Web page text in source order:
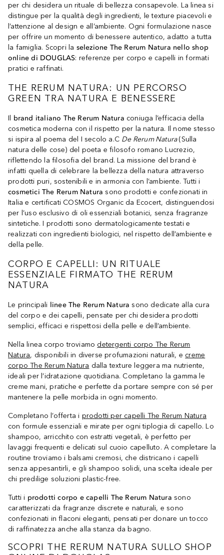
per chi desidera un rituale di bellezza consapevole. La linea si
distingue per la qualità degli ingredienti, le texture piacevoli e
l’attenzione al design e all’ambiente. Ogni formulazione nasce
per offrire un momento di benessere autentico, adatto a tutta
la famiglia. Scopri la selezione The Rerum Natura nello shop
online di DOUGLAS: referenze per corpo e capelli in formati
pratici e raffinati.
THE RERUM NATURA: UN PERCORSO
GREEN TRA NATURA E BENESSERE
Il brand italiano The Rerum Natura coniuga l’efficacia della
cosmetica moderna con il rispetto per la natura. Il nome stesso
si ispira al poema del I secolo a.C De Rerum Natura(Sulla
natura delle cose) del poeta e filosofo romano Lucrezio,
riflettendo la filosofia del brand. La missione del brand è
infatti quella di celebrare la bellezza della natura attraverso
prodotti puri, sostenibili e in armonia con l’ambiente. Tutti i
cosmetici The Rerum Natura sono prodotti e confezionati in
Italia e certificati COSMOS Organic da Ecocert, distinguendosi
per l’uso esclusivo di oli essenziali botanici, senza fragranze
sintetiche. I prodotti sono dermatologicamente testati e
realizzati con ingredienti biologici, nel rispetto dell’ambiente e
della pelle.
CORPO E CAPELLI: UN RITUALE
ESSENZIALE FIRMATO THE RERUM
NATURA
Le principali linee The Rerum Natura sono dedicate alla cura
del corpo e dei capelli, pensate per chi desidera prodotti
semplici, efficaci e rispettosi della pelle e dell’ambiente.
Nella linea corpo troviamo detergenti corpo The Rerum
Natura, disponibili in diverse profumazioni naturali, e creme
corpo The Rerum Natura dalla texture leggera ma nutriente,
ideali per l’idratazione quotidiana. Completano la gamma le
creme mani, pratiche e perfette da portare sempre con sé per
mantenere la pelle morbida in ogni momento.
Completano l’offerta i prodotti per capelli The Rerum Natura
con formule essenziali e mirate per ogni tiplogia di capello. Lo
shampoo, arricchito con estratti vegetali, è perfetto per
lavaggi frequenti e delicati sul cuoio capelluto. A completare la
routine troviamo i balsami cremosi, che districano i capelli
senza appesantirli, e gli shampoo solidi, una scelta ideale per
chi predilige soluzioni plastic-free.
Tutti i prodotti corpo e capelli The Rerum Natura sono
caratterizzati da fragranze discrete e naturali, e sono
confezionati in flaconi eleganti, pensati per donare un tocco
di raffinatezza anche alla stanza da bagno.
SCOPRI THE RERUM NATURA SULLO SHOP